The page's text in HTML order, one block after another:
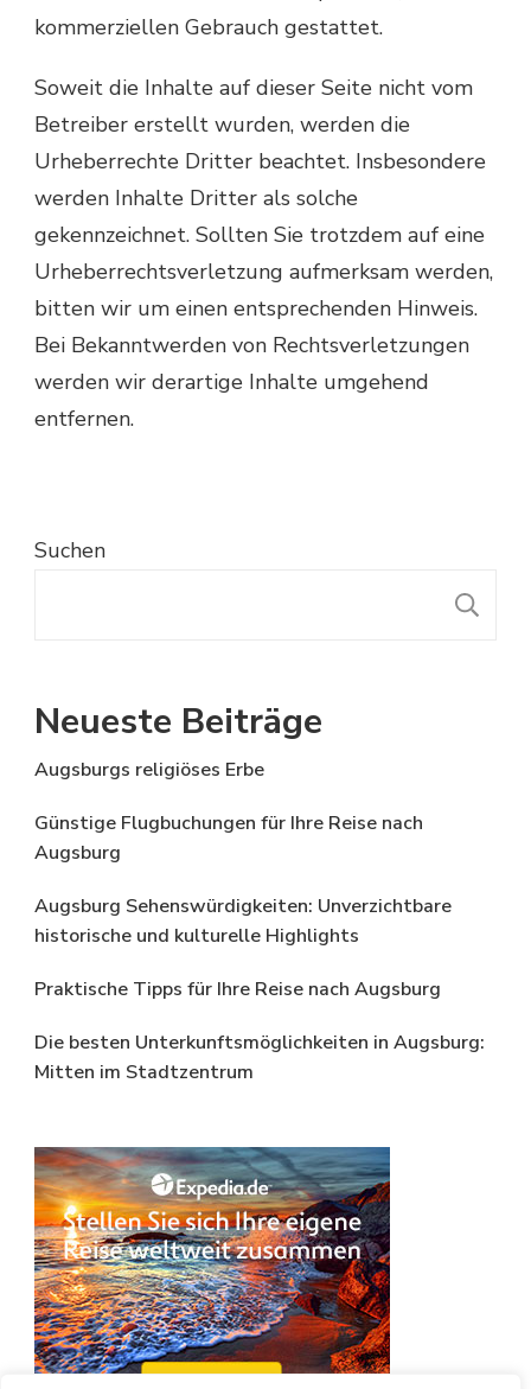
kommerziellen Gebrauch gestattet.
Soweit die Inhalte auf dieser Seite nicht vom
Betreiber erstellt wurden, werden die
Urheberrechte Dritter beachtet. Insbesondere
werden Inhalte Dritter als solche
gekennzeichnet. Sollten Sie trotzdem auf eine
Urheberrechtsverletzung aufmerksam werden,
bitten wir um einen entsprechenden Hinweis.
Bei Bekanntwerden von Rechtsverletzungen
werden wir derartige Inhalte umgehend
entfernen.
Suchen
Neueste Beiträge
Augsburgs religiöses Erbe
Günstige Flugbuchungen für Ihre Reise nach
Augsburg
Augsburg Sehenswürdigkeiten: Unverzichtbare
historische und kulturelle Highlights
Praktische Tipps für Ihre Reise nach Augsburg
Die besten Unterkunftsmöglichkeiten in Augsburg:
Mitten im Stadtzentrum